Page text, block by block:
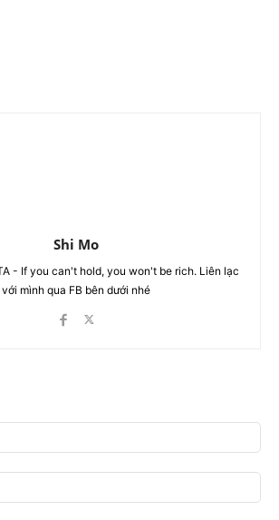
Shi Mo
- If you can't hold, you won't be rich. Liên lạc
với mình qua FB bên dưới nhé